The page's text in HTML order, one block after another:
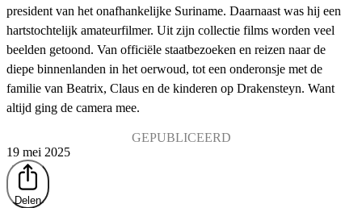
president van het onafhankelijke Suriname. Daarnaast was hij een
hartstochtelijk amateurfilmer. Uit zijn collectie films worden veel
beelden getoond. Van officiële staatbezoeken en reizen naar de
diepe binnenlanden in het oerwoud, tot een onderonsje met de
familie van Beatrix, Claus en de kinderen op Drakensteyn. Want
altijd ging de camera mee.
GEPUBLICEERD
19 mei 2025
Delen